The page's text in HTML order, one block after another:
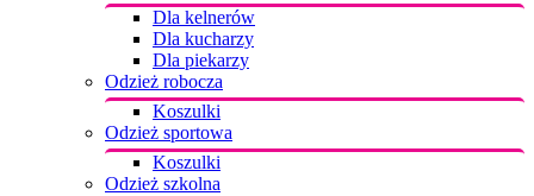
Dla kelnerów
Dla kucharzy
Dla piekarzy
Odzież robocza
Koszulki
Odzież sportowa
Koszulki
Odzież szkolna